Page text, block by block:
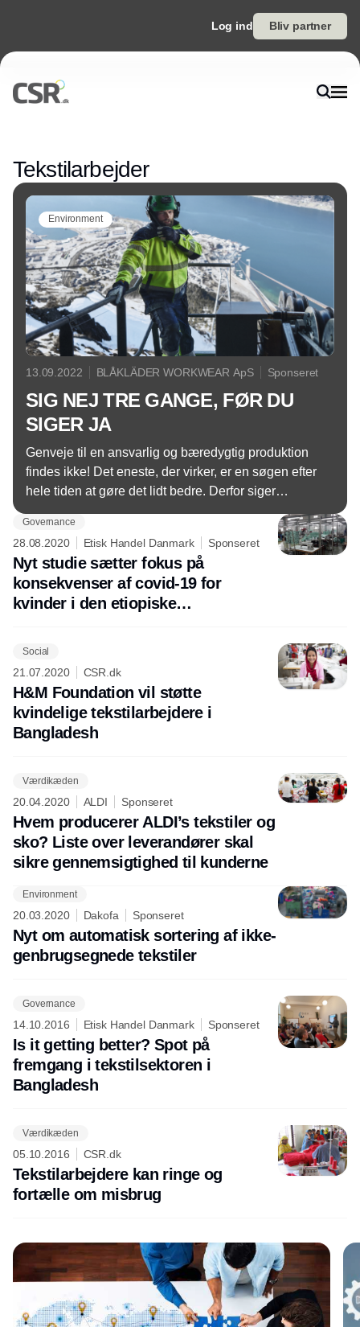
Log ind Bliv partner
Tekstilarbejder
Environment
13.09.2022 BLÅKLÄDER WORKWEAR ApS Sponseret
SIG NEJ TRE GANGE, FØR DU
SIGER JA
Genveje til en ansvarlig og bæredygtig produktion
findes ikke! Det eneste, der virker, er en søgen efter
hele tiden at gøre det lidt bedre. Derfor siger
et nyt tiltag, der peger i en grøn retning.
Governance
28.08.2020 Etisk Handel Danmark Sponseret
Nyt studie sætter fokus på
konsekvenser af covid-19 for
kvinder i den etiopiske
Social
21.07.2020 CSR.dk
H&M Foundation vil støtte
kvindelige tekstilarbejdere i
Bangladesh
Værdikæden
20.04.2020 ALDI Sponseret
Hvem producerer ALDI’s tekstiler og
sko? Liste over leverandører skal
sikre gennemsigtighed til kunderne
Environment
20.03.2020 Dakofa Sponseret
Nyt om automatisk sortering af ikke-
genbrugsegnede tekstiler
Governance
14.10.2016 Etisk Handel Danmark Sponseret
Is it getting better? Spot på
fremgang i tekstilsektoren i
Bangladesh
Værdikæden
05.10.2016 CSR.dk
Tekstilarbejdere kan ringe og
fortælle om misbrug